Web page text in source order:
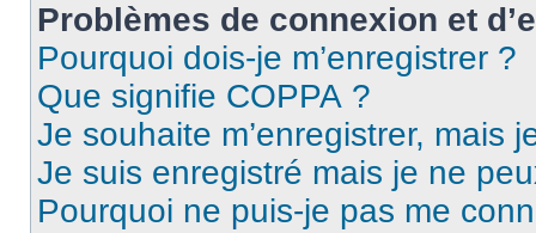
Problèmes de connexion et
Pourquoi dois-je m’enregistrer ?
Que signifie COPPA ?
Je souhaite m’enregistrer, mais
Je suis enregistré mais je ne
Pourquoi ne puis-je pas me